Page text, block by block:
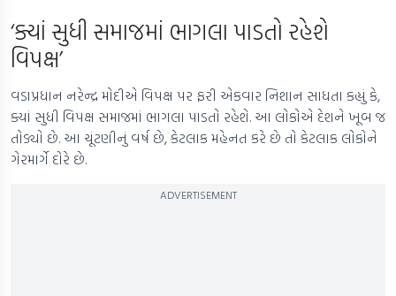
‘ક્યાં સુધી સમાજમાં ભાગલા પાડતો રહેશે
વિપક્ષ’
વડાપ્રધાન નરેન્દ્ર મોદીએ વિપક્ષ પર ફરી એકવાર નિશાન સાધતા કહ્યું કે,
ક્યાં સુધી વિપક્ષ સમાજમાં ભાગલા પાડતો રહેશે. આ લોકોએ દેશને ખૂબ જ
તોડ્યો છે. આ ચૂંટણીનું વર્ષ છે, કેટલાક મહેનત કરે છે તો કેટલાક લોકોને
ગેરમાર્ગે દોરે છે.
ADVERTISEMENT